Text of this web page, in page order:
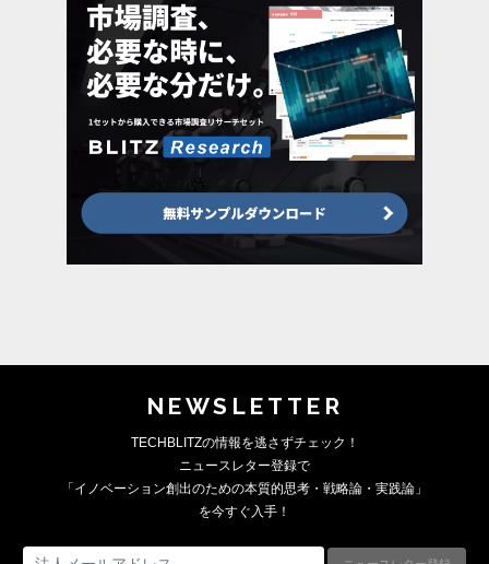
NEWSLETTER
TECHBLITZの情報を逃さずチェック！
ニュースレター登録で
「イノベーション創出のための本質的思考・戦略論・実践論」
を今すぐ入手！